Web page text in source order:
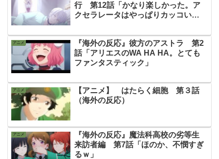
行 第12話「かなり楽しかった。ア
クセラレータはやっぱりカッコい
アニメ
『海外の反応』彼方のアストラ 第2
話「アリエスのWA HA HA。とても
ファンタスティック」
アニメ
【アニメ】 はたらく細胞 第３話
（海外の反応）
アニメ
『海外の反応』魔法科高校の劣等生
来訪者編 第7話「ほのか、不憫すぎ
るｗ」